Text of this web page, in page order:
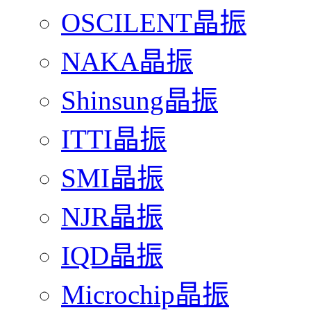
OSCILENT晶振
NAKA晶振
Shinsung晶振
ITTI晶振
SMI晶振
NJR晶振
IQD晶振
Microchip晶振